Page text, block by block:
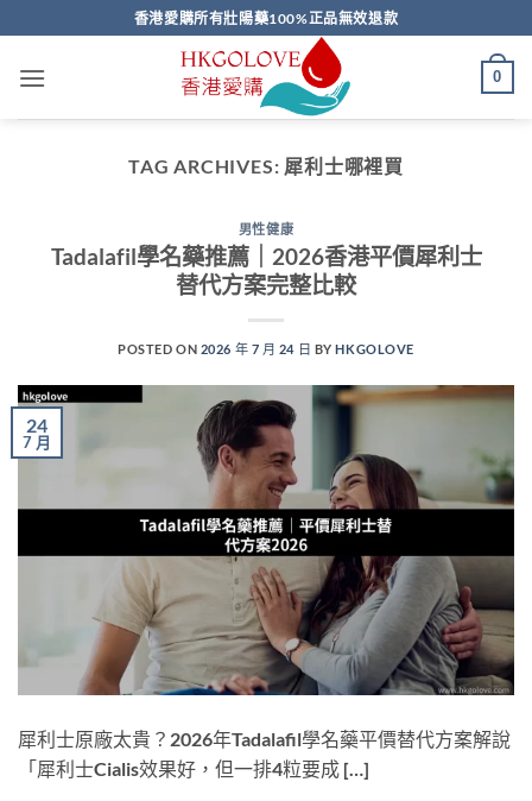
to
content
香港愛購所有壯陽藥100%正品無效退款
0
TAG ARCHIVES: 犀利士哪裡買
男性健康
Tadalafil學名藥推薦｜2026香港平價犀利士
替代方案完整比較
POSTED ON 2026 年 7 月 24 日 BYHKGOLOVE
24
7 月
犀利士原廠太貴？2026年Tadalafil學名藥平價替代方案解說
「犀利士Cialis效果好，但一排4粒要成 […]